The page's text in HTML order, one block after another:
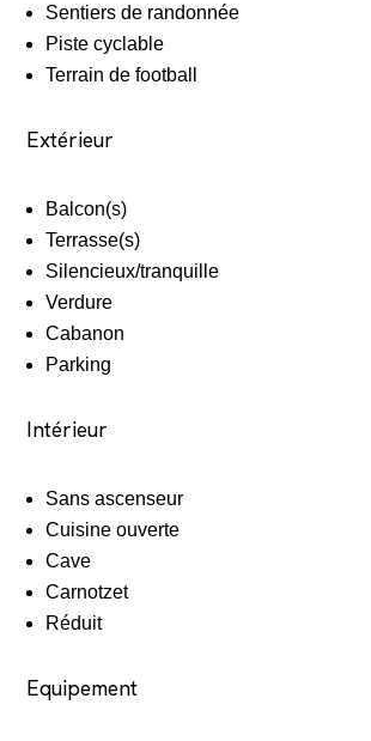
Sentiers de randonnée
Piste cyclable
Terrain de football
Extérieur
Balcon(s)
Terrasse(s)
Silencieux/tranquille
Verdure
Cabanon
Parking
Intérieur
Sans ascenseur
Cuisine ouverte
Cave
Carnotzet
Réduit
Equipement